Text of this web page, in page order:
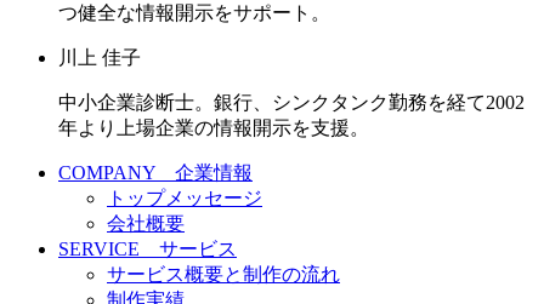
つ健全な情報開示をサポート。
川上 佳子
中小企業診断士。銀行、シンクタンク勤務を経て2002
年より上場企業の情報開示を支援。
COMPANY 企業情報
トップメッセージ
会社概要
SERVICE サービス
サービス概要と制作の流れ
制作実績